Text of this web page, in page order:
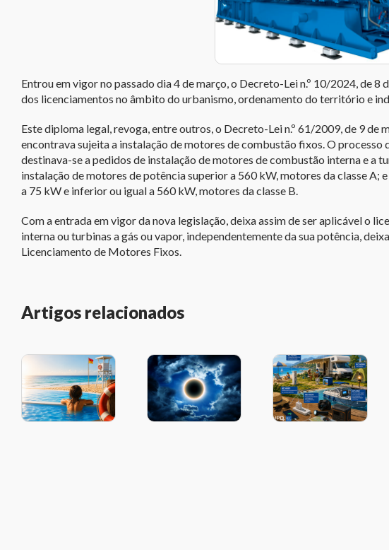
Entrou em vigor no passado dia 4 de março, o Decreto-Lei n.º 10/2024, de
dos licenciamentos no âmbito do urbanismo, ordenamento do território e
Este diploma legal, revoga, entre outros, o Decreto-Lei n.º 61/2009, de 9 de
encontrava sujeita a instalação de motores de combustão fixos. O
destinava-se a pedidos de instalação de motores de combustão interna e a
instalação de motores de potência superior a 560 kW, motores da classe A;
a 75 kW e inferior ou igual a 560 kW, motores da classe B.
Com a entrada em vigor da nova legislação, deixa assim de ser aplicável o
interna ou turbinas a gás ou vapor, independentemente da sua potência,
Licenciamento de Motores Fixos.
Artigos relacionados